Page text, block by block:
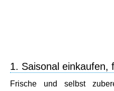
1. Saisonal einkaufen,
Frische und selbst